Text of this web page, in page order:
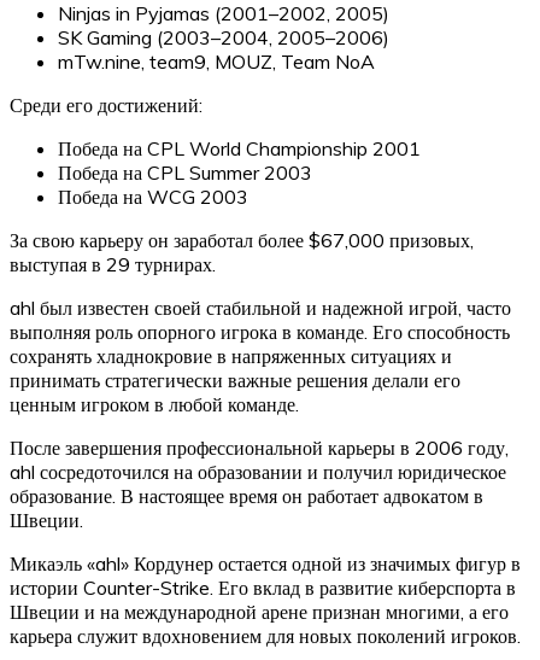
Ninjas in Pyjamas (2001–2002, 2005)
SK Gaming (2003–2004, 2005–2006)
mTw.nine, team9, MOUZ, Team NoA
Среди его достижений:
Победа на CPL World Championship 2001
Победа на CPL Summer 2003
Победа на WCG 2003
За свою карьеру он заработал более $67,000 призовых,
выступая в 29 турнирах.
ahl был известен своей стабильной и надежной игрой, часто
выполняя роль опорного игрока в команде. Его способность
сохранять хладнокровие в напряженных ситуациях и
принимать стратегически важные решения делали его
ценным игроком в любой команде.
После завершения профессиональной карьеры в 2006 году,
ahl сосредоточился на образовании и получил юридическое
образование. В настоящее время он работает адвокатом в
Швеции.
Микаэль «ahl» Кордунер остается одной из значимых фигур в
истории Counter-Strike. Его вклад в развитие киберспорта в
Швеции и на международной арене признан многими, а его
карьера служит вдохновением для новых поколений игроков.